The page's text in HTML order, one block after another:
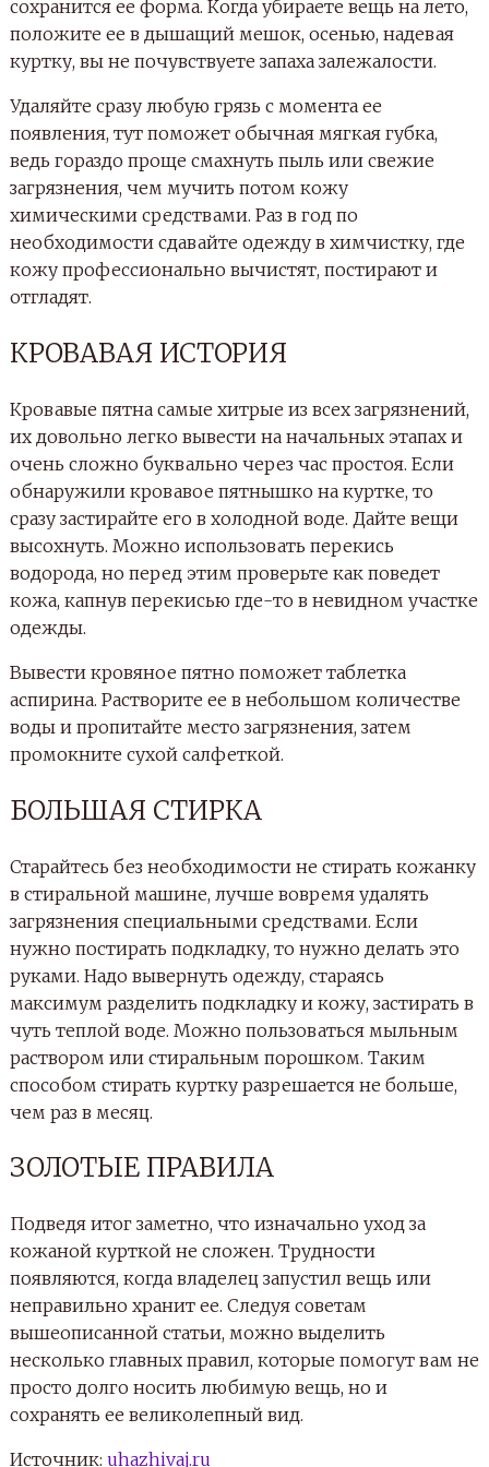
сохранится ее форма. Когда убираете вещь на лето,
положите ее в дышащий мешок, осенью, надевая
куртку, вы не почувствуете запаха залежалости.
Удаляйте сразу любую грязь с момента ее
появления, тут поможет обычная мягкая губка,
ведь гораздо проще смахнуть пыль или свежие
загрязнения, чем мучить потом кожу
химическими средствами. Раз в год по
необходимости сдавайте одежду в химчистку, где
кожу профессионально вычистят, постирают и
отгладят.
КРОВАВАЯ ИСТОРИЯ
Кровавые пятна самые хитрые из всех загрязнений,
их довольно легко вывести на начальных этапах и
очень сложно буквально через час простоя. Если
обнаружили кровавое пятнышко на куртке, то
сразу застирайте его в холодной воде. Дайте вещи
высохнуть. Можно использовать перекись
водорода, но перед этим проверьте как поведет
кожа, капнув перекисью где-то в невидном участке
одежды.
Вывести кровяное пятно поможет таблетка
аспирина. Растворите ее в небольшом количестве
воды и пропитайте место загрязнения, затем
промокните сухой салфеткой.
БОЛЬШАЯ СТИРКА
Старайтесь без необходимости не стирать кожанку
в стиральной машине, лучше вовремя удалять
загрязнения специальными средствами. Если
нужно постирать подкладку, то нужно делать это
руками. Надо вывернуть одежду, стараясь
максимум разделить подкладку и кожу, застирать в
чуть теплой воде. Можно пользоваться мыльным
раствором или стиральным порошком. Таким
способом стирать куртку разрешается не больше,
чем раз в месяц.
ЗОЛОТЫЕ ПРАВИЛА
Подведя итог заметно, что изначально уход за
кожаной курткой не сложен. Трудности
появляются, когда владелец запустил вещь или
неправильно хранит ее. Следуя советам
вышеописанной статьи, можно выделить
несколько главных правил, которые помогут вам не
просто долго носить любимую вещь, но и
сохранять ее великолепный вид.
Источник: uhazhivaj.ru